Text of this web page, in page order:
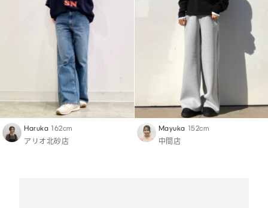
Haruka 162cm
アリオ北砂店
Mayuka 152cm
中間店